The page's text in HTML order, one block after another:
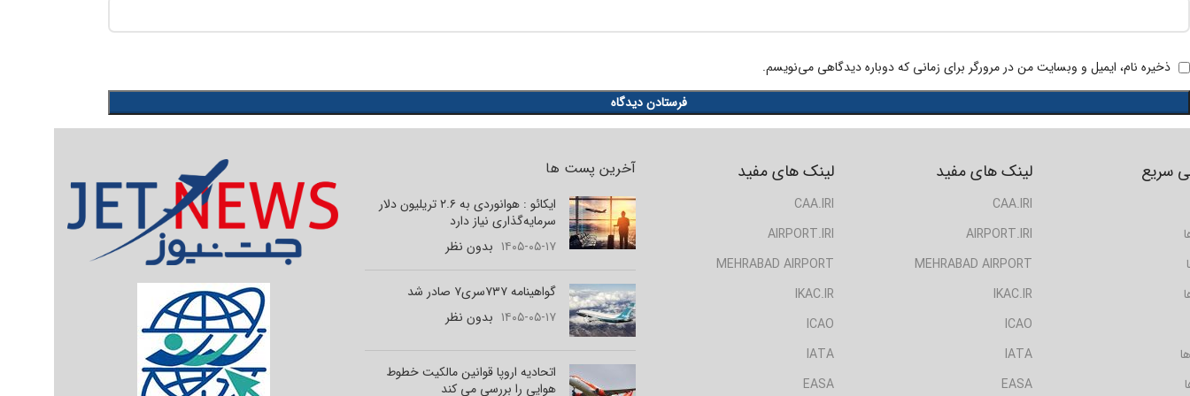
ذخیره نام، ایمیل و وبسایت من در مرورگر برای زمانی که دوباره دیدگاهی می‌نویسم.
آخرین پست ها
ایکائو : هوانوردی به ۲.۶ تریلیون دلار
سرمایه‌گذاری نیاز دارد
۱۴۰۵-۰۵-۱۷ بدون نظر
گواهینامه ۷۳۷سری۷ صادر شد
۱۴۰۵-۰۵-۱۷ بدون نظر
اتحادیه اروپا قوانین مالکیت خطوط
هوایی را بررسی می کند
لینک های مفید
CAA.IRI
AIRPORT.IRI
MEHRABAD AIRPORT
IKAC.IR
ICAO
IATA
EASA
لینک های مفید
CAA.IRI
AIRPORT.IRI
MEHRABAD AIRPORT
IKAC.IR
ICAO
IATA
EASA
سریع